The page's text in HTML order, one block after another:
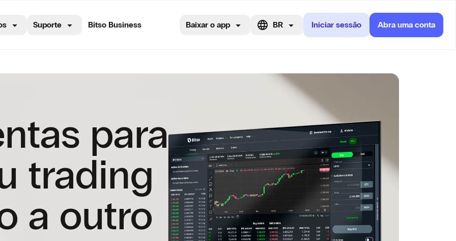
Suporte Bitso Business Baixar o app BR Iniciar sessão Abra uma conta
para
trading
a outro